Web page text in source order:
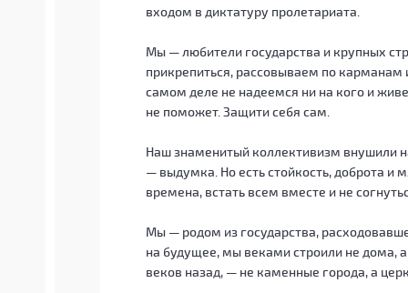
входом в диктатуру пролетариата.
Мы — любители государства и крупных
прикрепиться, рассовываем по
самом деле не надеемся ни на кого и
не поможет. Защити себя сам.
Наш знаменитый коллективизм внушили
— выдумка. Но есть стойкость, доброта и
времена, встать всем вместе и не
Мы — родом из государства,
на будущее, мы веками строили не дома,
веков назад, — не каменные города, а